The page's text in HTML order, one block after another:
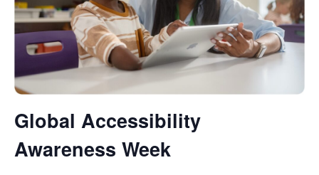
Global Accessibility
Awareness Week